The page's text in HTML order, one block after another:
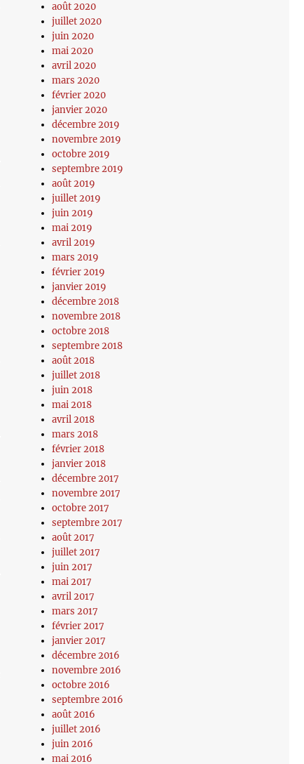
août 2020
juillet 2020
juin 2020
mai 2020
avril 2020
mars 2020
février 2020
janvier 2020
décembre 2019
novembre 2019
octobre 2019
septembre 2019
août 2019
juillet 2019
juin 2019
mai 2019
avril 2019
mars 2019
février 2019
janvier 2019
décembre 2018
novembre 2018
octobre 2018
septembre 2018
août 2018
juillet 2018
juin 2018
mai 2018
avril 2018
mars 2018
février 2018
janvier 2018
décembre 2017
novembre 2017
octobre 2017
septembre 2017
août 2017
juillet 2017
juin 2017
mai 2017
avril 2017
mars 2017
février 2017
janvier 2017
décembre 2016
novembre 2016
octobre 2016
septembre 2016
août 2016
juillet 2016
juin 2016
mai 2016